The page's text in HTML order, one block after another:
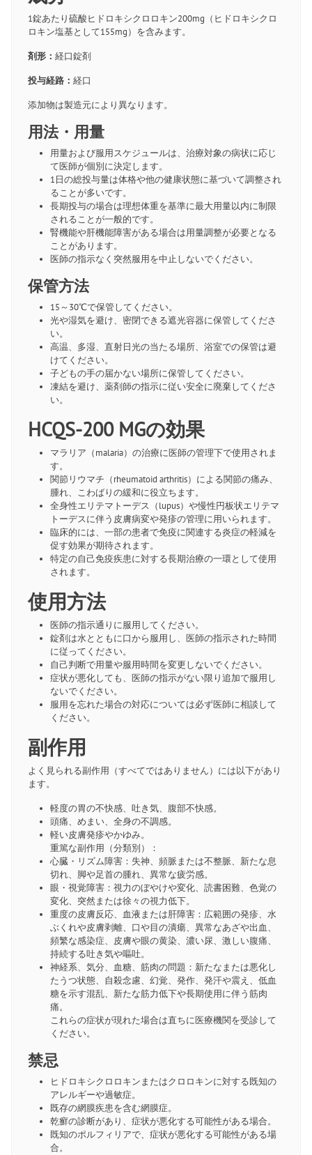
1錠あたり硫酸ヒドロキシクロロキン200mg（ヒドロキシクロ
ロキン塩基として155mg）を含みます。
剤形： 経口錠剤
投与経路： 経口
添加物は製造元により異なります。
用法・用量
用量および服用スケジュールは、治療対象の病状に応じ
て医師が個別に決定します。
1日の総投与量は体格や他の健康状態に基づいて調整され
ることが多いです。
長期投与の場合は理想体重を基準に最大用量以内に制限
されることが一般的です。
腎機能や肝機能障害がある場合は用量調整が必要となる
ことがあります。
医師の指示なく突然服用を中止しないでください。
保管方法
15～30℃で保管してください。
光や湿気を避け、密閉できる遮光容器に保管してくださ
い。
高温、多湿、直射日光の当たる場所、浴室での保管は避
けてください。
子どもの手の届かない場所に保管してください。
凍結を避け、薬剤師の指示に従い安全に廃棄してくださ
い。
HCQS-200 MGの効果
マラリア（malaria）の治療に医師の管理下で使用されま
す。
関節リウマチ（rheumatoid arthritis）による関節の痛み、
腫れ、こわばりの緩和に役立ちます。
全身性エリテマトーデス（lupus）や慢性円板状エリテマ
トーデスに伴う皮膚病変や発疹の管理に用いられます。
臨床的には、一部の患者で免疫に関連する炎症の軽減を
促す効果が期待されます。
特定の自己免疫疾患に対する長期治療の一環として使用
されます。
使用方法
医師の指示通りに服用してください。
錠剤は水とともに口から服用し、医師の指示された時間
に従ってください。
自己判断で用量や服用時間を変更しないでください。
症状が悪化しても、医師の指示がない限り追加で服用し
ないでください。
服用を忘れた場合の対応については必ず医師に相談して
ください。
副作用
よく見られる副作用（すべてではありません）には以下があり
ます。
軽度の胃の不快感、吐き気、腹部不快感。
頭痛、めまい、全身の不調感。
軽い皮膚発疹やかゆみ。
重篤な副作用（分類別）：
心臓・リズム障害：失神、頻脈または不整脈、新たな息
切れ、脚や足首の腫れ、異常な疲労感。
眼・視覚障害：視力のぼやけや変化、読書困難、色覚の
変化、突然または徐々の視力低下。
重度の皮膚反応、血液または肝障害：広範囲の発疹、水
ぶくれや皮膚剥離、口や目の潰瘍、異常なあざや出血、
頻繁な感染症、皮膚や眼の黄染、濃い尿、激しい腹痛、
持続する吐き気や嘔吐。
神経系、気分、血糖、筋肉の問題：新たなまたは悪化し
たうつ状態、自殺念慮、幻覚、発作、発汗や震え、低血
糖を示す混乱、新たな筋力低下や長期使用に伴う筋肉
痛。
これらの症状が現れた場合は直ちに医療機関を受診して
ください。
禁忌
ヒドロキシクロロキンまたはクロロキンに対する既知の
アレルギーや過敏症。
既存の網膜疾患を含む網膜症。
乾癬の診断があり、症状が悪化する可能性がある場合。
既知のポルフィリアで、症状が悪化する可能性がある場
合。